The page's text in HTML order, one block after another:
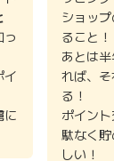
っ
イ
に
ショッ
ること！
あとは
れば、
る！
ポイン
駄なく
しい！